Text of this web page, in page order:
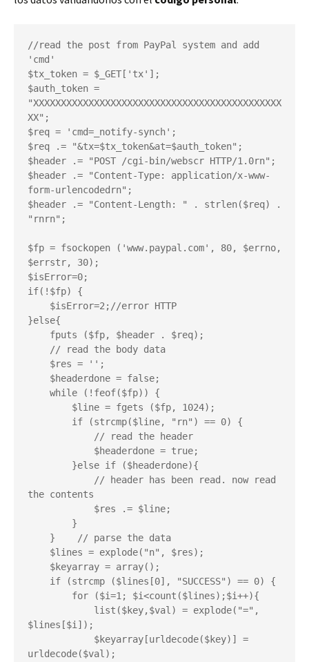
//read the post from PayPal system and add
'cmd'
$tx_token = $_GET['tx'];
$auth_token =
"XXXXXXXXXXXXXXXXXXXXXXXXXXXXXXXXXXXXXXXXXXXXX
XX";
$req = 'cmd=_notify-synch';
$req .= "&tx=$tx_token&at=$auth_token";
$header .= "POST /cgi-bin/webscr HTTP/1.0rn";
$header .= "Content-Type: application/x-www-
form-urlencodedrn";
$header .= "Content-Length: " . strlen($req) .
"rnrn";
$fp = fsockopen ('www.paypal.com', 80, $errno,
$errstr, 30);
$isError=0;
if(!$fp) {
}else{
the contents
$lines[$i]);
urldecode($val);